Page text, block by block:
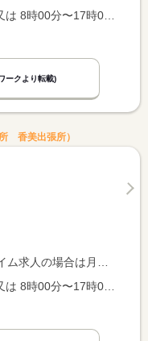
ークより転載)
香美出張所）
人の場合は時間額を表示しています。